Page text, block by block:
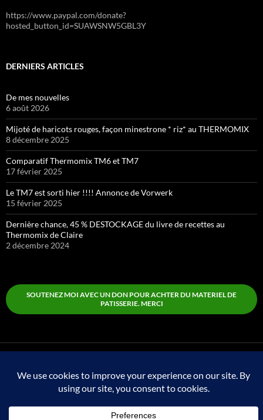
https://www.paypal.com/donate?
hosted_button_id=SUAWSNW5GBL3Y
DERNIERS ARTICLES
De mes nouvelles
6 août 2026
Mijoté de haricots rouges, façon minestrone * riz* au THERMOMIX
8 décembre 2025
Comparatif Thermomix TM6 et TM7
17 février 2025
Le TM7 est sorti hier !!!! Annonce de Vorwerk
15 février 2025
Dernière chance, 45 % DESTOCKAGE du livre de recettes au
Thermomix de Claire
2 décembre 2024
SOUTENEZ MOI AVEC UN DON POUR ACHTER DU MATERIEL DE
PATISSERIE. MERCI